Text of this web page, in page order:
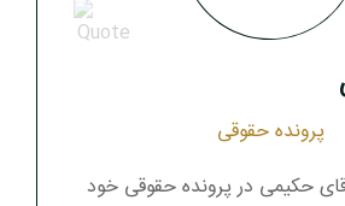
پرونده حقوقی
حکیمی در پرونده حقوقی خود